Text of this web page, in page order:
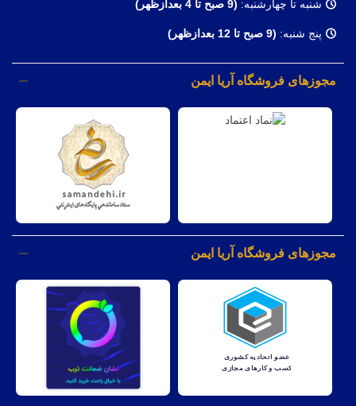
شنبه تا چهارشنبه: (9 صبح تا 4 بعدازظهر)
پنج شنبه: (9 صبح تا 12 بعدازظهر)
مجوزهای فروشگاه آریا ایمن
مجوزهای فروشگاه آریا ایمن